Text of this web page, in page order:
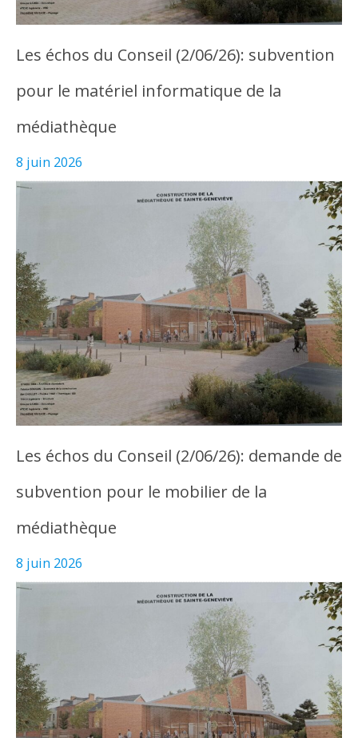
Les échos du Conseil (2/06/26): subvention
pour le matériel informatique de la
médiathèque
8 juin 2026
Les échos du Conseil (2/06/26): demande de
subvention pour le mobilier de la
médiathèque
8 juin 2026